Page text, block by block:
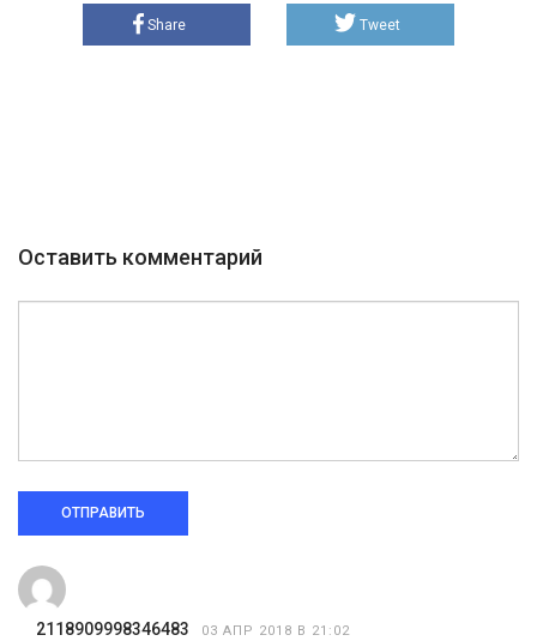
Share Tweet
Оставить комментарий
ОТПРАВИТЬ
2118909998346483 03 АПР 2018 В 21:02